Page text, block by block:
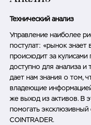
Технический анализ
Управление наиболее
постулат: «рынок знает
происходит за
доступно для анализа и
дает нам знания о том,
владеющие
же выход из активов. В
помогать
COINTRADER.